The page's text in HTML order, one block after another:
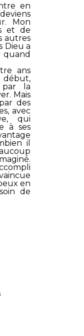
en
Mon
et de
autres
Dieu a
quand
ans
début,
par la
Mais
des
avec
qui
à ses
il
en
de